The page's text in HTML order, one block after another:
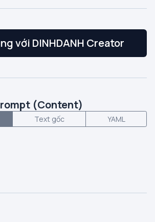
với DINHDANH Creator
(Content)
Text gốc YAML